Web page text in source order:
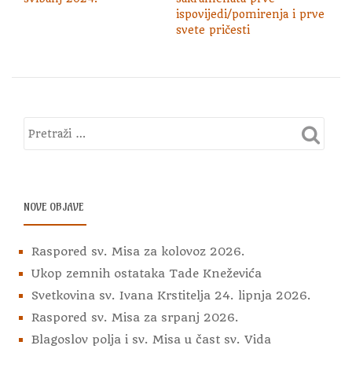
ispovijedi/pomirenja i prve
svete pričesti
NOVE OBJAVE
Raspored sv. Misa za kolovoz 2026.
Ukop zemnih ostataka Tade Kneževića
Svetkovina sv. Ivana Krstitelja 24. lipnja 2026.
Raspored sv. Misa za srpanj 2026.
Blagoslov polja i sv. Misa u čast sv. Vida